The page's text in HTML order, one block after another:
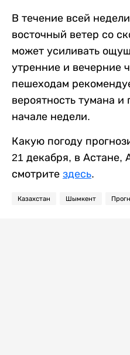
В течение всей
восточный ветер со
может усиливать
утренние и вечерние
пешеходам
вероятность тумана и
начале недели.
Какую погоду
21 декабря, в
смотрите здесь.
Казахстан Шымкент